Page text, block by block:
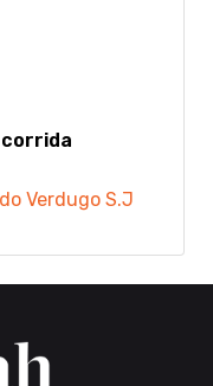
Verdugo S.J